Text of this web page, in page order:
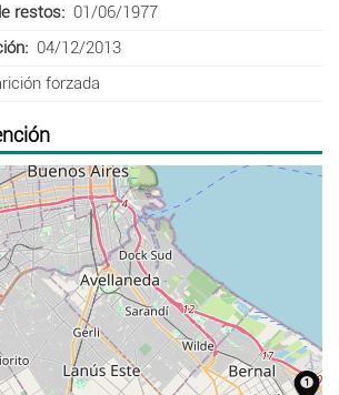
restos
01/06/1977
04/12/2013
forzada